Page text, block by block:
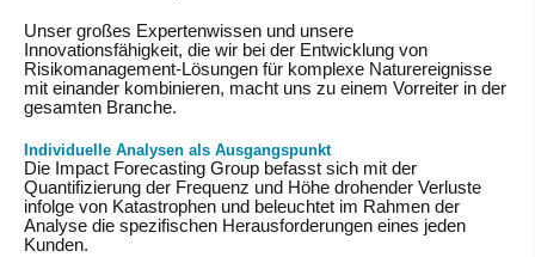
Unser großes Expertenwissen und unsere
Innovationsfähigkeit, die wir bei der Entwicklung von
Risikomanagement-Lösungen für komplexe Naturereignisse
mit einander kombinieren, macht uns zu einem Vorreiter in der
gesamten Branche.
Individuelle Analysen als Ausgangspunkt
Die Impact Forecasting Group befasst sich mit der
Quantifizierung der Frequenz und Höhe drohender Verluste
infolge von Katastrophen und beleuchtet im Rahmen der
Analyse die spezifischen Herausforderungen eines jeden
Kunden.